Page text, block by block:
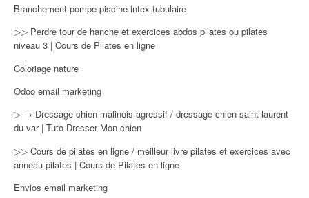
Branchement pompe piscine intex tubulaire
▷▷ Perdre tour de hanche et exercices abdos pilates ou pilates
niveau 3 | Cours de Pilates en ligne
Coloriage nature
Odoo email marketing
▷ → Dressage chien malinois agressif / dressage chien saint laurent
du var | Tuto Dresser Mon chien
▷▷ Cours de pilates en ligne / meilleur livre pilates et exercices avec
anneau pilates | Cours de Pilates en ligne
Envios email marketing